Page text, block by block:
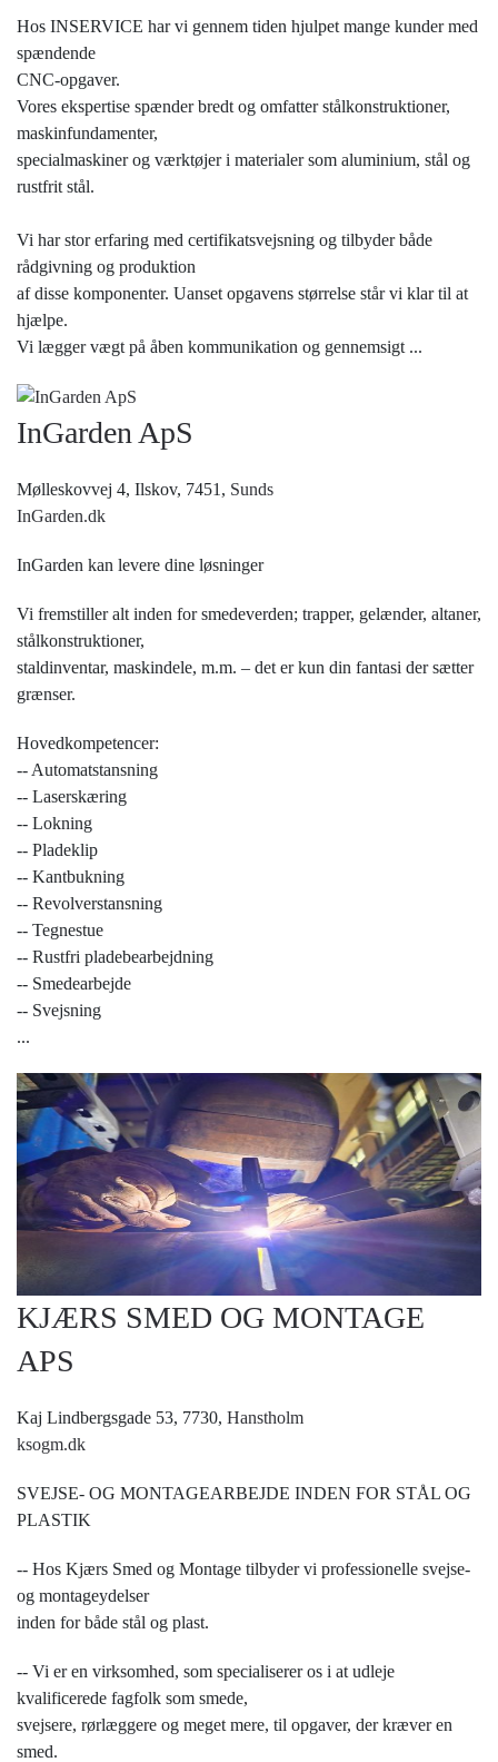
Hos INSERVICE har vi gennem tiden hjulpet mange kunder med
spændende
CNC-opgaver.
Vores ekspertise spænder bredt og omfatter stålkonstruktioner,
maskinfundamenter,
specialmaskiner og værktøjer i materialer som aluminium, stål og
rustfrit stål.
Vi har stor erfaring med certifikatsvejsning og tilbyder både
rådgivning og produktion
af disse komponenter. Uanset opgavens størrelse står vi klar til at
hjælpe.
Vi lægger vægt på åben kommunikation og gennemsigt ...
InGarden ApS
Mølleskovvej 4, Ilskov, 7451, Sunds
InGarden.dk
InGarden kan levere dine løsninger
Vi fremstiller alt inden for smedeverden; trapper, gelænder, altaner,
stålkonstruktioner,
staldinventar, maskindele, m.m. – det er kun din fantasi der sætter
grænser.
Hovedkompetencer:
-- Automatstansning
-- Laserskæring
-- Lokning
-- Pladeklip
-- Kantbukning
-- Revolverstansning
-- Tegnestue
-- Rustfri pladebearbejdning
-- Smedearbejde
-- Svejsning
...
KJÆRS SMED OG MONTAGE
APS
Kaj Lindbergsgade 53, 7730, Hanstholm
ksogm.dk
SVEJSE- OG MONTAGEARBEJDE INDEN FOR STÅL OG
PLASTIK
-- Hos Kjærs Smed og Montage tilbyder vi professionelle svejse-
og montageydelser
inden for både stål og plast.
-- Vi er en virksomhed, som specialiserer os i at udleje
kvalificerede fagfolk som smede,
svejsere, rørlæggere og meget mere, til opgaver, der kræver en
smed.